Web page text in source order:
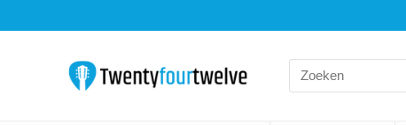
Search
for: